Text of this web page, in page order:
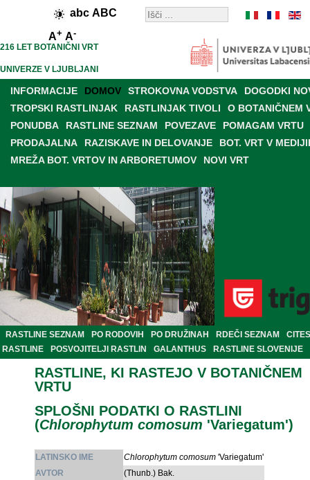
abc ABC
A+ A-
216 LET BOTANIČNI VRT
UNIVERZE V LJUBLJANI
INFORMACIJE DOMOV STROKOVNA VODSTVA
DOGODKI
TROPSKI RASTLINJAK
RASTLINJAK TIVOLI
O BOTANIČNEM
PONUDBA
RASTLINE SEZNAM POVEZAVE
POMAGAM VRTU
PRODAJALNA
RAZISKAVE IN DELOVANJE
BOT. VRT V
MREŽA BOT. VRTOV IN ARBORETUMOV
NOVI VRT
RASTLINE SEZNAM PO RODOVIH PO DRUŽINAH RDEČI SEZNAM
CITES
RASTLINE
POSVOJITELJI RASTLIN GALANTHUS RASTLINE SLOVENIJE
RASTLINE, KI RASTEJO V BOTANIČNEM
VRTU
SPLOŠNI PODATKI O RASTLINI
(Chlorophytum comosum 'Variegatum')
LATINSKO IME Chlorophytum comosum 'Variegatum'
AVTOR
(Thunb.) Bak.